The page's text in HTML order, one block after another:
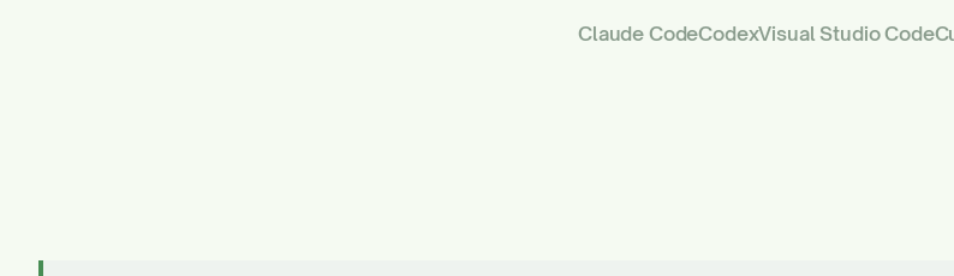
Claude CodeCodexVisual Studio Code